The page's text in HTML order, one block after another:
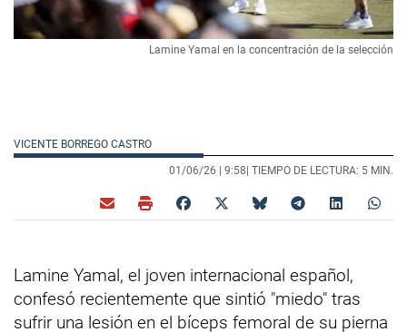
Lamine Yamal en la concentración de la selección
VICENTE BORREGO CASTRO
01/06/26 | 9:58 | TIEMPO DE LECTURA: 5 MIN.
Lamine Yamal, el joven internacional español,
confesó recientemente que sintió "miedo" tras
sufrir una lesión en el bíceps femoral de su pierna